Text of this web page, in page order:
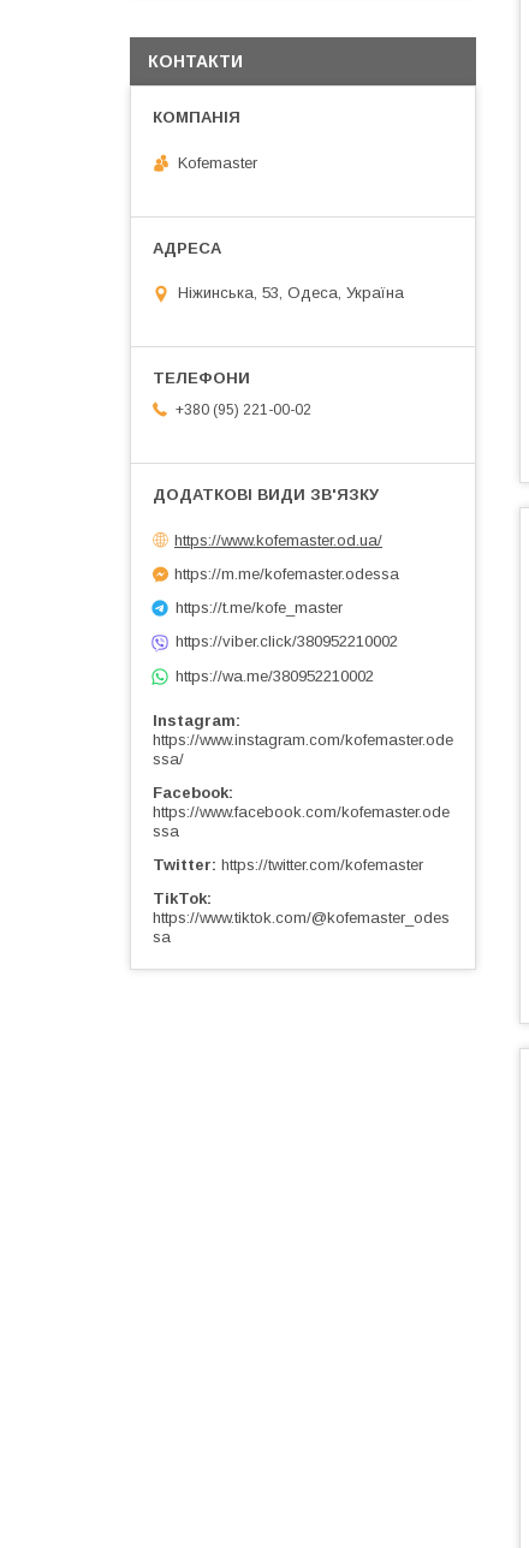
КОНТАКТИ
Kofemaster
Ніжинська, 53, Одеса, Україна
+380 (95) 221-00-02
https://www.kofemaster.od.ua/
https://m.me/kofemaster.odessa
https://t.me/kofe_master
https://viber.click/380952210002
https://wa.me/380952210002
Instagram
https://www.instagram.com/kofemaster.ode
ssa/
Facebook
https://www.facebook.com/kofemaster.ode
ssa
Twitter https://twitter.com/kofemaster
TikTok
https://www.tiktok.com/@kofemaster_odes
sa